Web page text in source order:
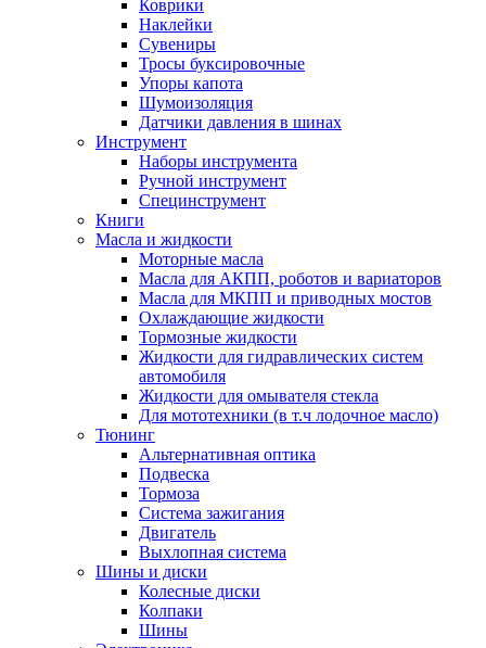
Коврики
Наклейки
Сувениры
Тросы буксировочные
Упоры капота
Шумоизоляция
Датчики давления в шинах
Инструмент
Наборы инструмента
Ручной инструмент
Специнструмент
Книги
Масла и жидкости
Моторные масла
Масла для АКПП, роботов и вариаторов
Масла для МКПП и приводных мостов
Охлаждающие жидкости
Тормозные жидкости
Жидкости для гидравлических систем
автомобиля
Жидкости для омывателя стекла
Для мототехники (в т.ч лодочное масло)
Тюнинг
Альтернативная оптика
Подвеска
Тормоза
Система зажигания
Двигатель
Выхлопная система
Шины и диски
Колесные диски
Колпаки
Шины